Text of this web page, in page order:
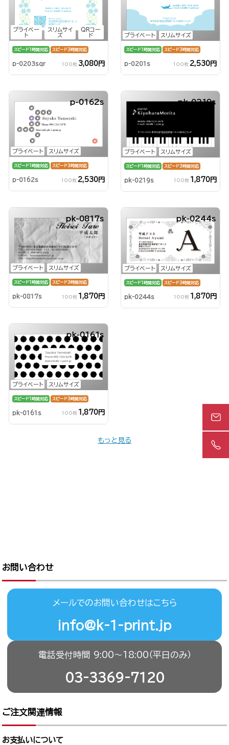
プライベー
ト
スリムサイ
ズ
QRコー
ド
スピード1時間対応 スピード3時間対応
p-0203sqr 100枚 3,080円
プライベート スリムサイズ
スピード1時間対応 スピード3時間対応
p-0201s 100枚 2,530円
プライベート スリムサイズ
p-0162s
スピード1時間対応 スピード3時間対応
p-0162s 100枚 2,530円
プライベート スリムサイズ
pk-0219s
スピード1時間対応 スピード3時間対応
pk-0219s 100枚 1,870円
プライベート スリムサイズ
pk-0817s
スピード1時間対応 スピード3時間対応
pk-0817s 100枚 1,870円
プライベート スリムサイズ
pk-0244s
スピード1時間対応 スピード3時間対応
pk-0244s 100枚 1,870円
プライベート スリムサイズ
pk-0161s
スピード1時間対応 スピード3時間対応
pk-0161s 100枚 1,870円
もっと見る
お問い合わせ
メールでのお問い合わせはこちら
info@k-1-print.jp
電話受付時間 9:00〜18:00（平日のみ）
03-3369-7120
ご注文関連情報
お支払いについて